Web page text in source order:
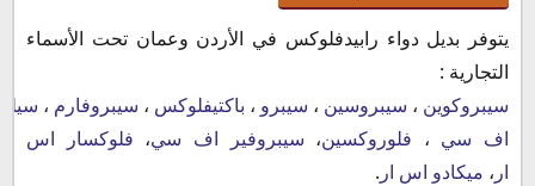
يتوفر بديل دواء رابيدفلوكس في الأردن وعمان تحت الأسماء
التجارية :
سيبروكوين ، سيبروسين ، سيبرو ، باكتيفلوكس ، سيبروفارم ،
اف سي ، فلوروكسين، سيبروفير اف سي، فلوكسار اس
ار ، ميكادو اس ار .